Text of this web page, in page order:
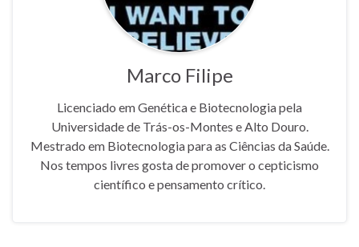
Marco Filipe
Licenciado em Genética e Biotecnologia pela
Universidade de Trás-os-Montes e Alto Douro.
Mestrado em Biotecnologia para as Ciências da Saúde.
Nos tempos livres gosta de promover o cepticismo
científico e pensamento crítico.